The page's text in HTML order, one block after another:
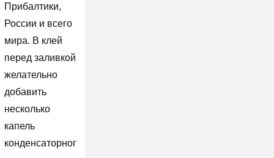
Прибалтики,
России и всего
мира. В клей
перед заливкой
желательно
добавить
несколько
капель
конденсаторног